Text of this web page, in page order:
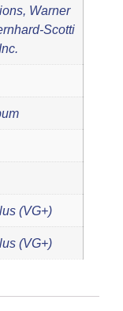
Warner
Scotti
(VG+)
(VG+)